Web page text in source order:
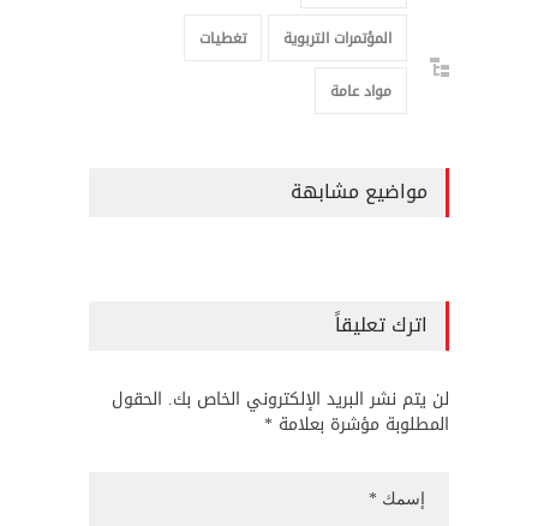
المؤتمرات التربوية
تغطيات
مواد عامة
مواضيع مشابهة
اترك تعليقاً
لن يتم نشر البريد الإلكتروني الخاص بك. الحقول
المطلوبة مؤشرة بعلامة *